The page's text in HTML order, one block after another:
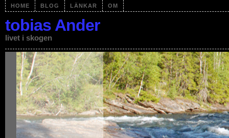
HOME BLOG LÄNKAR OM
tobias Ander
livet i skogen